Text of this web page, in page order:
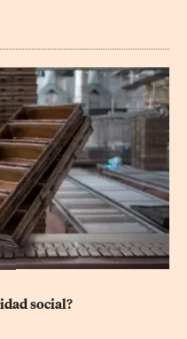
social?